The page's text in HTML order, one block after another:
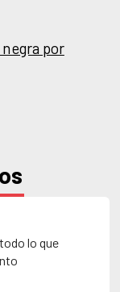
por
lo que